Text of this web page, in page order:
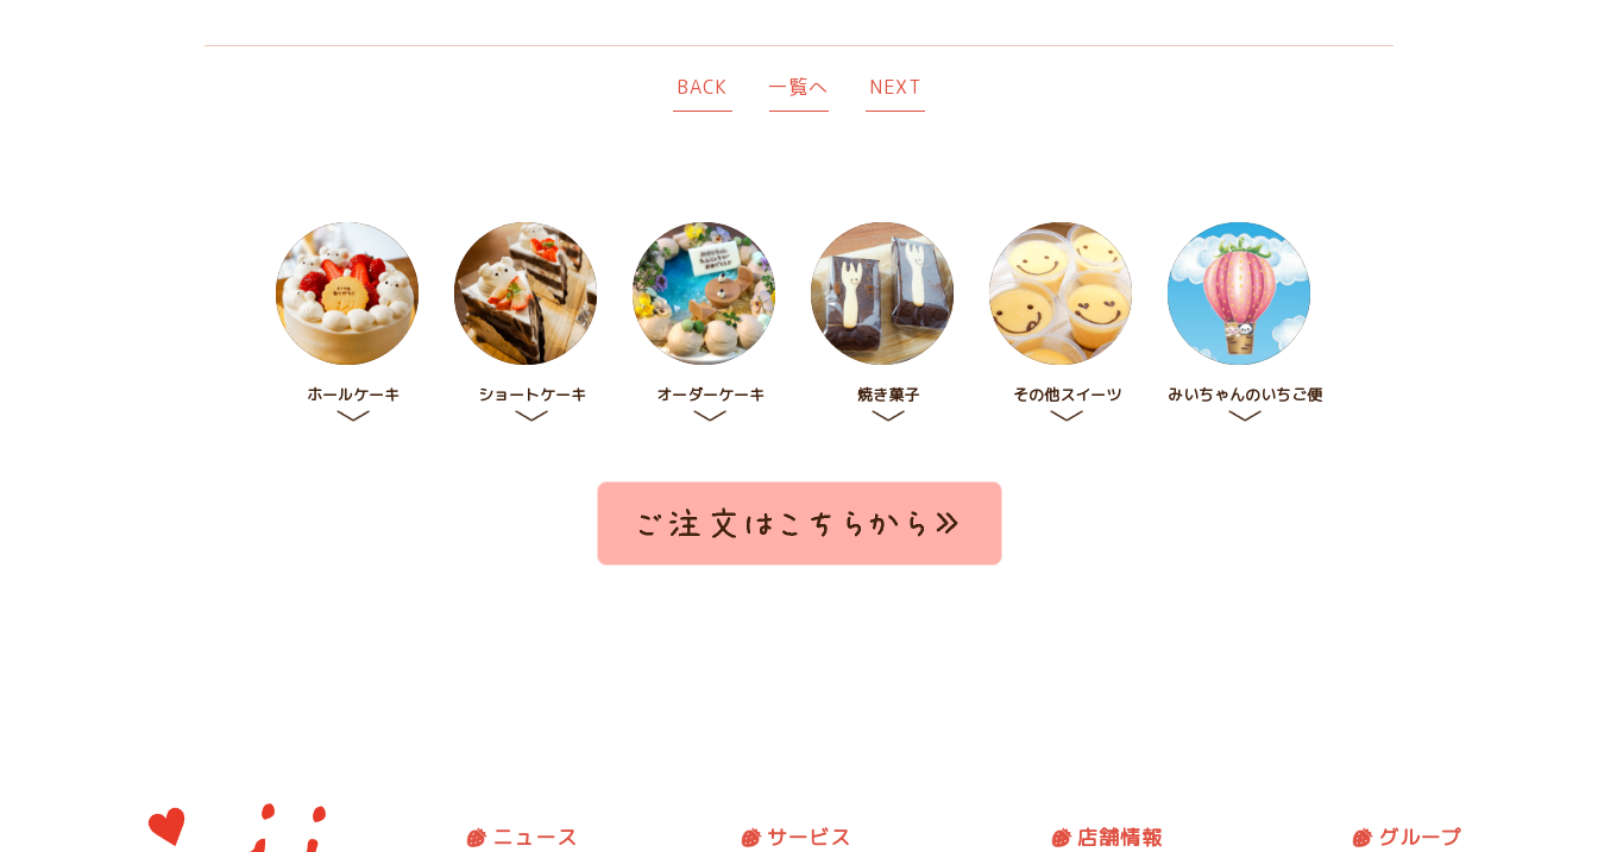
BACK 一覧へ NEXT
ホールケーキ ショートケーキ オーダーケーキ 焼き菓子 その他スイーツ みいちゃんのいちご便
ニュース サービス 店舗情報 グループ